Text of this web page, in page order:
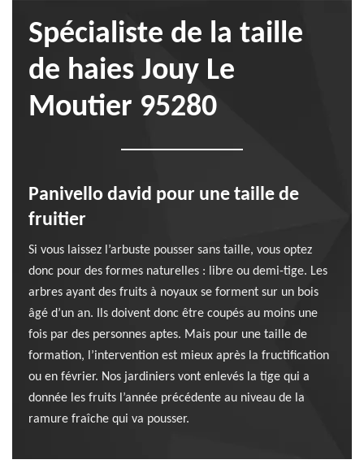
Spécialiste de la taille
de haies Jouy Le
Moutier 95280
Panivello david pour une taille de
fruitier
Si vous laissez l’arbuste pousser sans taille, vous optez
donc pour des formes naturelles : libre ou demi-tige. Les
arbres ayant des fruits à noyaux se forment sur un bois
âgé d’un an. Ils doivent donc être coupés au moins une
fois par des personnes aptes. Mais pour une taille de
formation, l’intervention est mieux après la fructification
ou en février. Nos jardiniers vont enlevés la tige qui a
donnée les fruits l’année précédente au niveau de la
ramure fraîche qui va pousser.